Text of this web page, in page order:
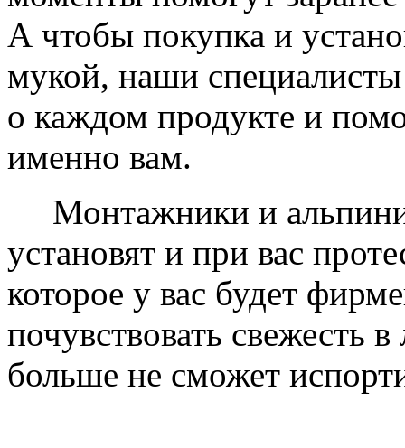
А чтобы покупка и
мукой, наши специалисты
о каждом продукте и
именно вам.
Монтажники и
установят и при вас
которое у вас будет
почувствовать свежесть
больше не сможет